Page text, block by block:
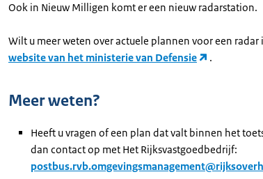
Ook in Nieuw Milligen komt er een nieuw radarstation.
Wilt u meer weten over actuele plannen voor een
website van het ministerie van Defensie
.
Meer weten?
Heeft u vragen of een plan dat valt binnen het
dan contact op met Het Rijksvastgoedbedrijf: